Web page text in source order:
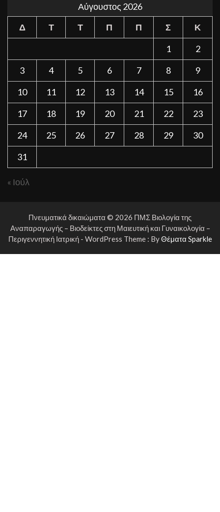
Αύγουστος 2026
Δ
Τ Τ Π Π Σ
Κ
1
2
3
4 5 6 7 8
9
10
11 12 13 14 15
16
17
18 19 20 21 22
23
24
25 26 27 28 29
30
31
« Ιούλ
Πνευματικά δικαιώματα © 2026 ΠΜΣ Βιολογία της
Αναπαραγωγής – Βιοδείκτες στη Μαιευτική και Γυναικολογία –
Περιγεννητική Ιατρική - WordPress Theme : ByΘέματα Sparkle